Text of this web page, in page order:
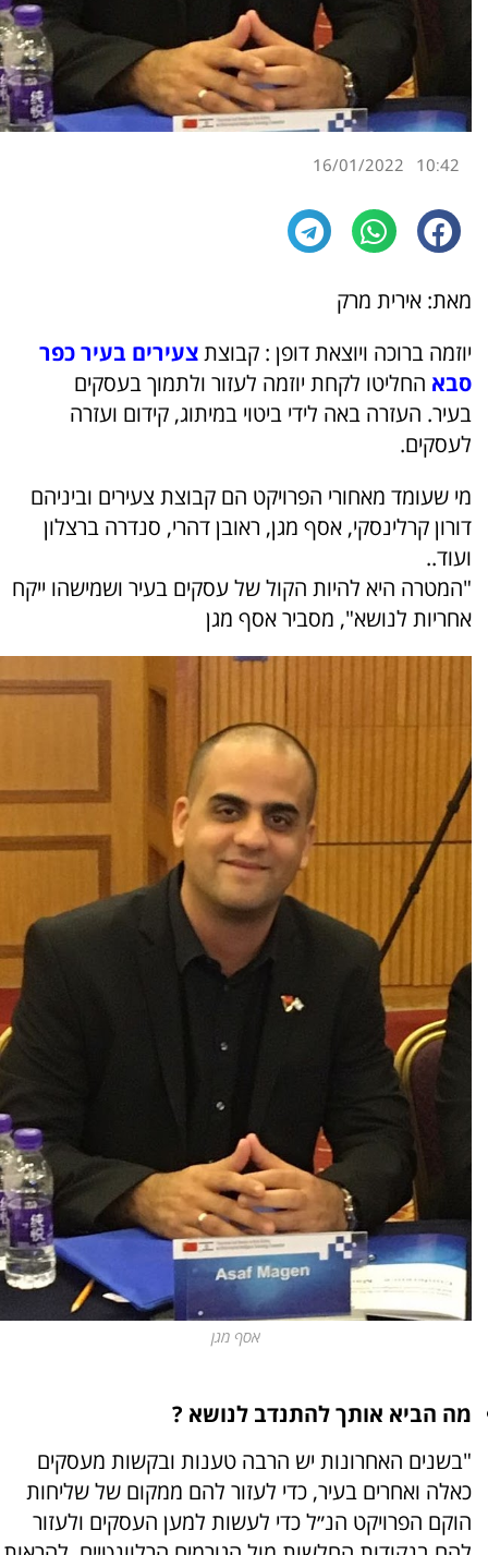
10:42
16/01/2022
מאת: אירית מרק
יוזמה ברוכה ויוצאת דופן : קבוצתצעירים בעיר כפר
סבא החליטו לקחת יוזמה לעזור ולתמוך בעסקים
בעיר. העזרה באה לידי ביטוי במיתוג, קידום ועזרה
לעסקים.
מי שעומד מאחורי הפרויקט הם קבוצת צעירים וביניהם
דורון קרלינסקי, אסף מגן, ראובן דהרי, סנדרה ברצלון
ועוד..
"המטרה היא להיות הקול של עסקים בעיר ושמישהו ייקח
אחריות לנושא", מסביר אסף מגן
אסף מגן
מה הביא אותך להתנדב לנושא ?
"בשנים האחרונות יש הרבה טענות ובקשות מעסקים
כאלה ואחרים בעיר, כדי לעזור להם ממקום של שליחות
הוקם הפרויקט הנ״ל כדי לעשות למען העסקים ולעזור